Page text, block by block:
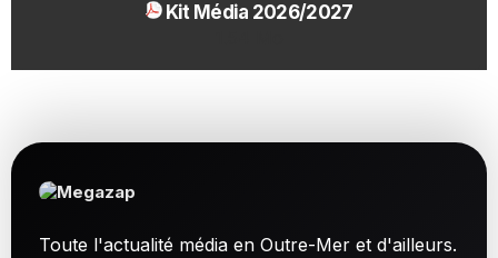
Kit Média 2026/2027
Toute l'actualité média en Outre-Mer et d'ailleurs.